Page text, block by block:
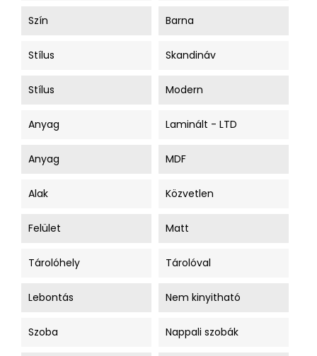
Szín Barna
Stílus Skandináv
Stílus Modern
Anyag Laminált - LTD
Anyag MDF
Alak Közvetlen
Felület Matt
Tárolóhely Tárolóval
Lebontás Nem kinyitható
Szoba Nappali szobák